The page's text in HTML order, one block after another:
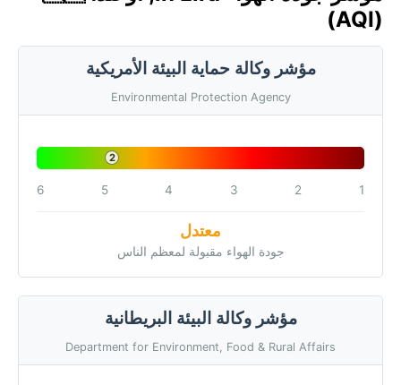
(AQI)
مؤشر وكالة حماية البيئة الأمريكية
Environmental Protection Agency
2
1
2
3
4
5
6
معتدل
جودة الهواء مقبولة لمعظم الناس
مؤشر وكالة البيئة البريطانية
Department for Environment, Food & Rural Affairs